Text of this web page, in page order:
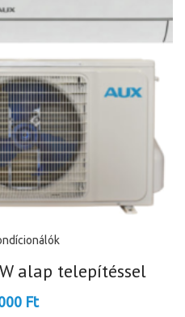
alap telepítéssel
Ft